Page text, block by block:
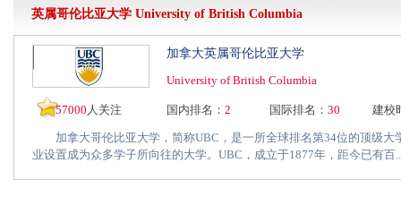
英属哥伦比亚大学 University of British Columbia
加拿大英属哥伦比亚大学
University of British Columbia
57000 人关注 国内排名： 2 国际排名： 30 建校
加拿大哥伦比亚大学，简称UBC，是一所全球排名第34位的顶级大
业设置成为众多学子所向往的大学。UBC，成立于1877年，距今已有百